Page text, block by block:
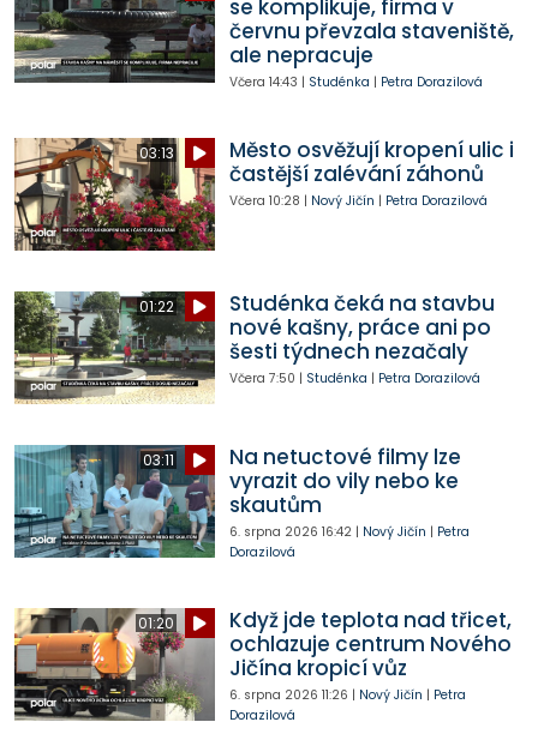
se komplikuje, firma v
červnu převzala staveniště,
ale nepracuje
Včera 14:43 | Studénka | Petra Dorazilová
03:13
Město osvěžují kropení ulic i
častější zalévání záhonů
Včera 10:28 | Nový Jičín | Petra Dorazilová
01:22
Studénka čeká na stavbu
nové kašny, práce ani po
šesti týdnech nezačaly
Včera 7:50 | Studénka | Petra Dorazilová
03:11
Na netuctové filmy lze
vyrazit do vily nebo ke
skautům
6. srpna 2026 16:42| Nový Jičín | Petra
Dorazilová
01:20
Když jde teplota nad třicet,
ochlazuje centrum Nového
Jičína kropicí vůz
6. srpna 2026 11:26 | Nový Jičín | Petra
Dorazilová